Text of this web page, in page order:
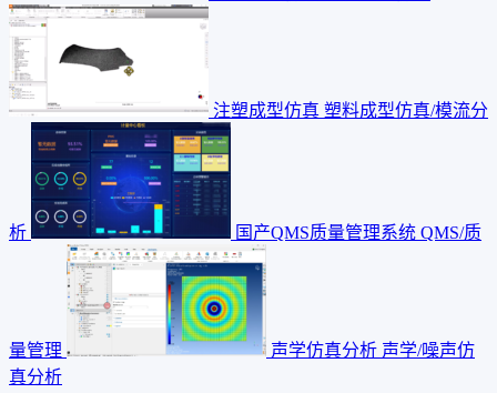
注塑成型仿真 塑料成型仿真/模流分
析 国产QMS质量管理系统 QMS/质
量管理 声学仿真分析 声学/噪声仿
真分析